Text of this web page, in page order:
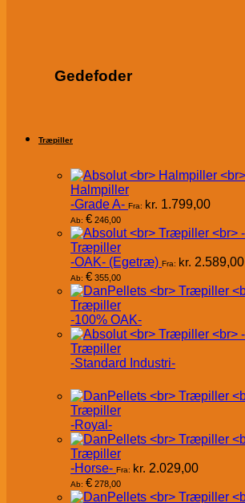
Gedefoder
Træpiller
Halmpiller
-Grade A- Fra: kr. 1.799,00
Ab: € 246,00
Træpiller
-OAK- (Egetræ) Fra: kr. 2.589,00
Ab: € 355,00
Træpiller
-100% OAK-
Træpiller
-Standard Industri-
Træpiller
-Royal-
Træpiller
-Horse- Fra: kr. 2.029,00
Ab: € 278,00